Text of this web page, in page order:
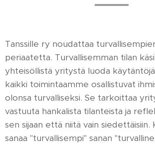
Tanssille ry noudattaa
periaatetta. Turvallisemman tilan
yhteisöllistä yritystä luoda
kaikki toimintaamme osallistuvat
olonsa turvalliseksi. Se tarkoittaa
vastuuta hankalista tilanteista ja
sen sijaan että niitä vain siedettäisiin.
sanaa "turvallisempi" sanan